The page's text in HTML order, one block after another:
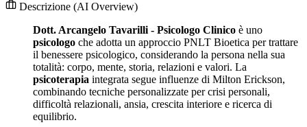
Descrizione (AI Overview)
Dott. Arcangelo Tavarilli - Psicologo Clinico è uno
psicologo che adotta un approccio PNLT Bioetica per trattare
il benessere psicologico, considerando la persona nella sua
totalità: corpo, mente, storia, relazioni e valori. La
psicoterapia integrata segue influenze di Milton Erickson,
combinando tecniche personalizzate per crisi personali,
difficoltà relazionali, ansia, crescita interiore e ricerca di
equilibrio.